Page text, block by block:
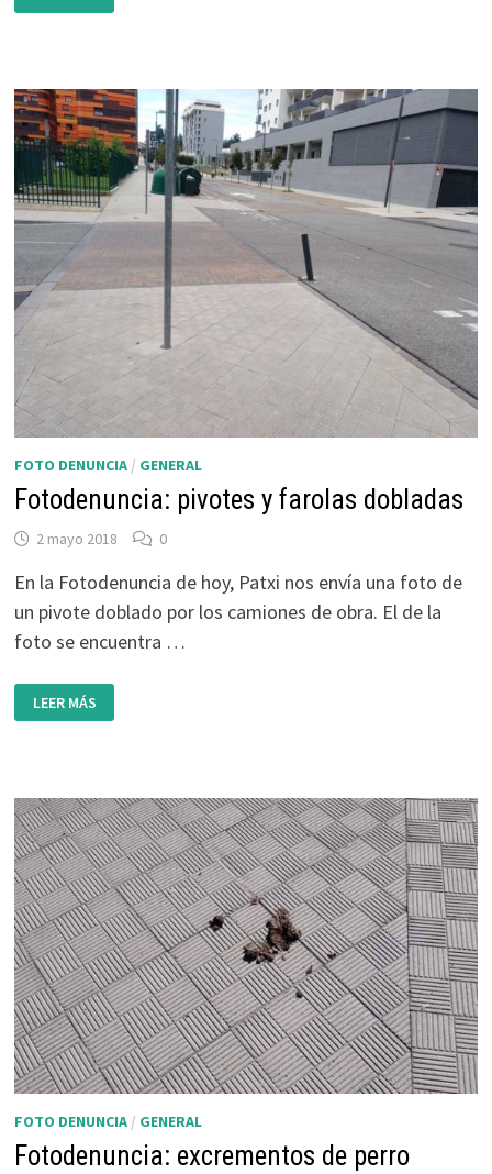
ESCALERAS
FOTO DENUNCIA/ GENERAL
Fotodenuncia: pivotes y farolas dobladas
2 mayo 2018 0
En la Fotodenuncia de hoy, Patxi nos envía una foto de
un pivote doblado por los camiones de obra. El de la
foto se encuentra …
FOTODENUNCIA:
PIVOTES
Y
LEER MÁS
FOTO DENUNCIA/ GENERAL
Fotodenuncia: excrementos de perro